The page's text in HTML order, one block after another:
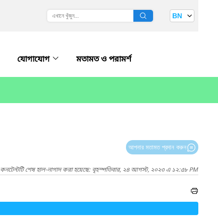
BN
যোগাযোগ মতামত ও পরামর্শ
আপনার মতামত প্রদান করুন
কনটেন্টটি শেষ হাল-নাগাদ করা হয়েছে: বৃহস্পতিবার, ২৪ আগস্ট, ২০২৩ এ ১২:৫৮ PM